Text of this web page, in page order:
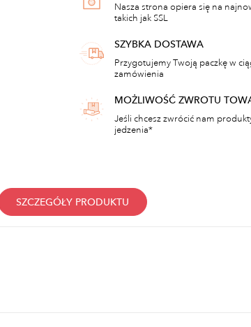
Nasza strona opiera się na
takich jak SSL
SZYBKA DOSTAWA
Przygotujemy Twoją paczkę w
zamówienia
MOŻLIWOŚĆ ZWROTU
Jeśli chcesz zwrócić nam
jedzenia*
SZCZEGÓŁY PRODUKTU